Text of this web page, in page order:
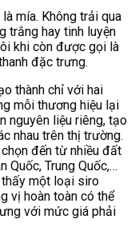
mía. Không trải qua
trắng hay tinh luyện
khi còn được gọi là
đặc trưng.
thành chỉ với hai
mỗi thương hiệu lại
nguyên liệu riêng, tạo
nhau trên thị trường.
đến từ nhiều đất
Quốc, Trung Quốc,…
một loại siro
vị hoàn toàn có thể
với mức giá phải